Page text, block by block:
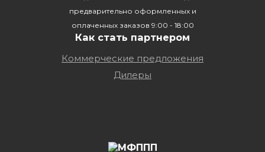
предварительно оформленных и
оплаченных заказов 9:00 - 18:00
Как стать партнером
Коммерческие предложения
Дилеры